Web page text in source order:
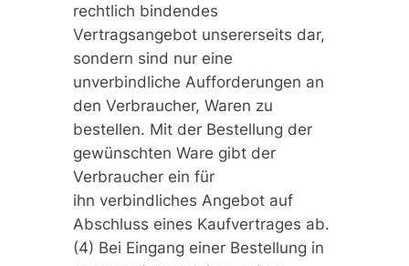
rechtlich bindendes
Vertragsangebot unsererseits dar,
sondern sind nur eine
unverbindliche Aufforderungen an
den Verbraucher, Waren zu
bestellen. Mit der Bestellung der
gewünschten Ware gibt der
Verbraucher ein für
ihn verbindliches Angebot auf
Abschluss eines Kaufvertrages ab.
(4) Bei Eingang einer Bestellung in